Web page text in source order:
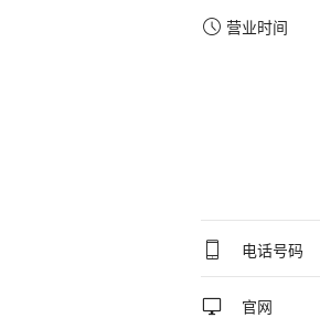
营业时间
电话号码
官网